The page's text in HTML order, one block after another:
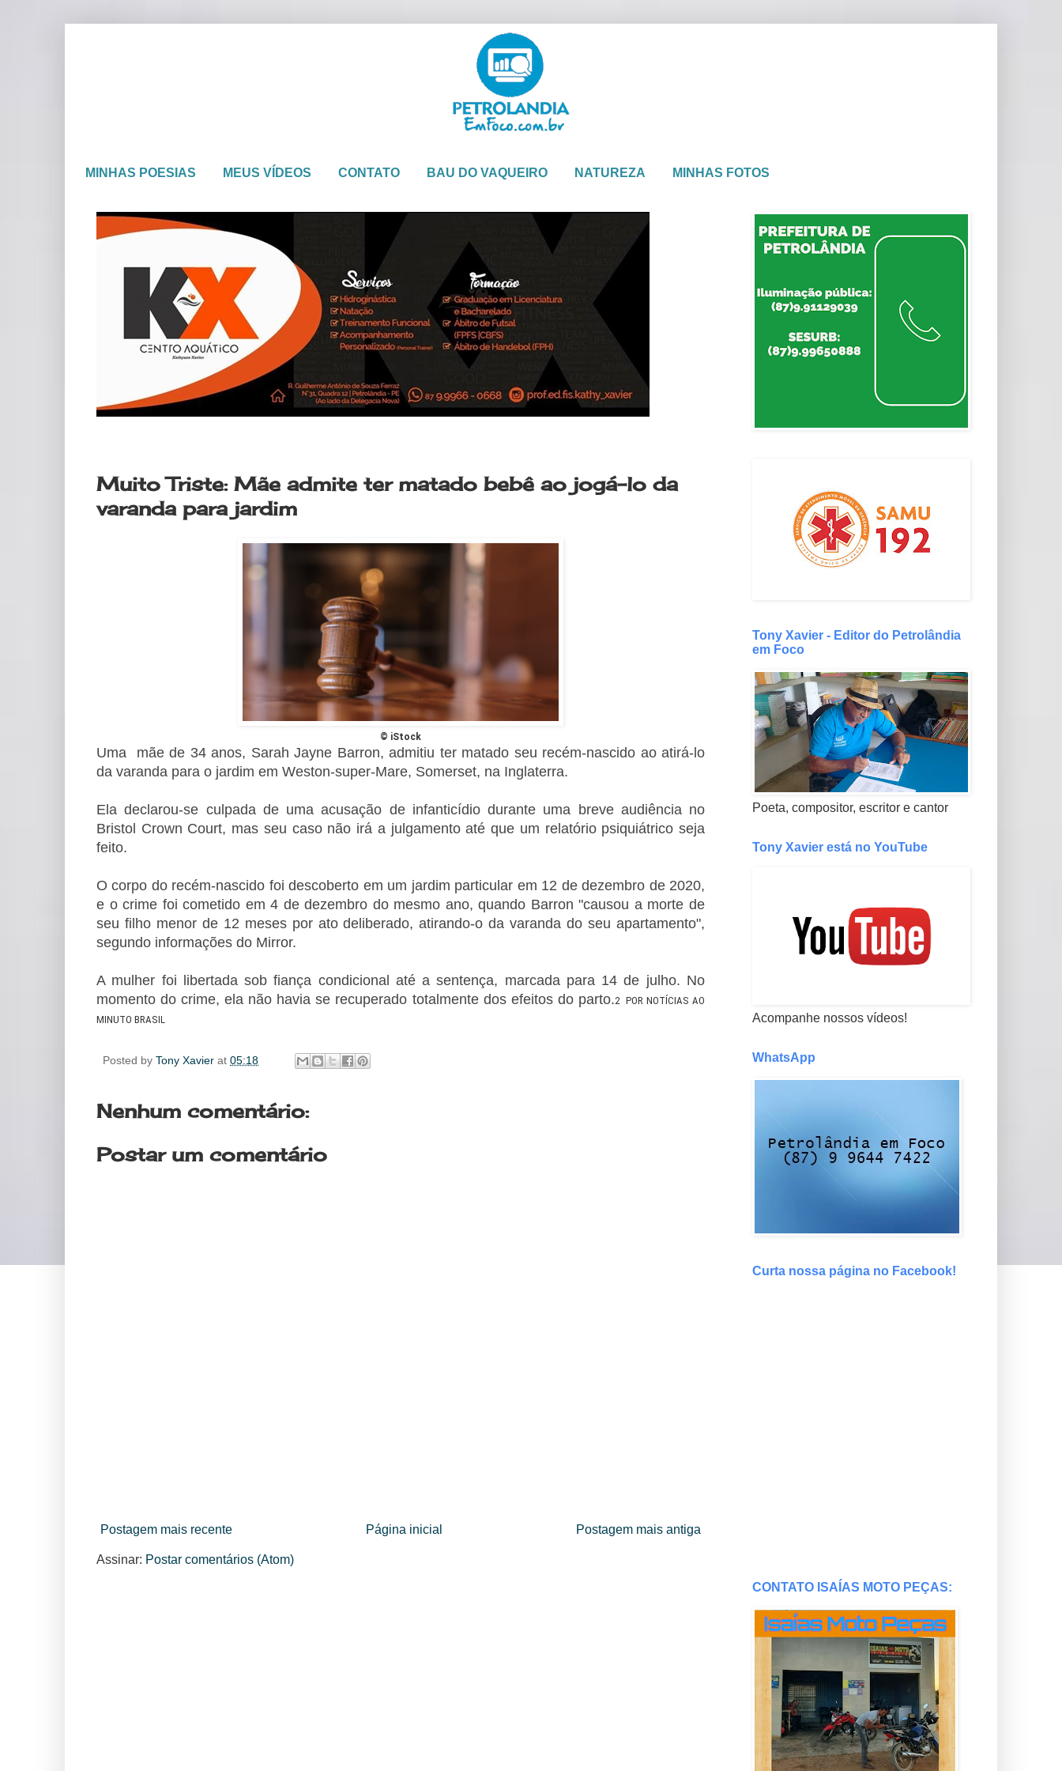
MINHAS POESIAS MEUS VÍDEOS CONTATO BAU DO VAQUEIRO NATUREZA MINHAS FOTOS
Muito Triste: Mãe admite ter matado bebê ao jogá-lo da
varanda para jardim
© iStock
Uma mãe de 34 anos, Sarah Jayne Barron, admitiu ter matado seu recém-nascido ao atirá-lo
da varanda para o jardim em Weston-super-Mare, Somerset, na Inglaterra.
Ela declarou-se culpada de uma acusação de infanticídio durante uma breve audiência no
Bristol Crown Court, mas seu caso não irá a julgamento até que um relatório psiquiátrico seja
feito.
O corpo do recém-nascido foi descoberto em um jardim particular em 12 de dezembro de 2020,
e o crime foi cometido em 4 de dezembro do mesmo ano, quando Barron "causou a morte de
seu filho menor de 12 meses por ato deliberado, atirando-o da varanda do seu apartamento",
segundo informações do Mirror.
A mulher foi libertada sob fiança condicional até a sentença, marcada para 14 de julho. No
momento do crime, ela não havia se recuperado totalmente dos efeitos do parto.2 POR NOTÍCIAS AO
MINUTO BRASIL
Posted by Tony Xavier at 05:18
Nenhum comentário:
Postar um comentário
Postagem mais recente Postagem mais antiga
Página inicial
Assinar: Postar comentários (Atom)
Tony Xavier - Editor do Petrolândia
em Foco
Poeta, compositor, escritor e cantor
Tony Xavier está no YouTube
Acompanhe nossos vídeos!
WhatsApp
Curta nossa página no Facebook!
CONTATO ISAÍAS MOTO PEÇAS: